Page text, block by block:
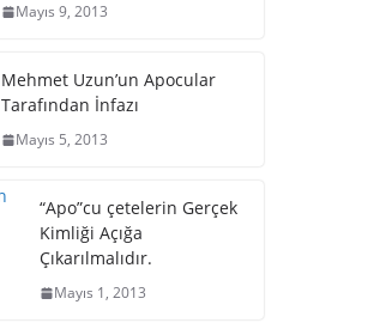
Mayıs 9, 2013
Mehmet Uzun’un Apocular
Tarafından İnfazı
Mayıs 5, 2013
“Apo”cu çetelerin Gerçek
Kimliği Açığa
Çıkarılmalıdır.
Mayıs 1, 2013